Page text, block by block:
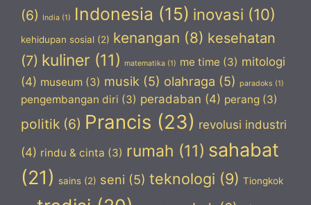
(6)
India (1) Indonesia (15) inovasi (10)
kehidupan sosial (2) kenangan (8) kesehatan
(7) kuliner (11) matematika (1) me time (3) mitologi
(4) museum (3) musik (5) olahraga (5) paradoks (1)
pengembangan diri (3) peradaban (4) perang (3)
politik (6) Prancis (23) revolusi industri
(4) rindu & cinta (3) rumah (11) sahabat
(21) sains (2) seni (5) teknologi (9) Tiongkok